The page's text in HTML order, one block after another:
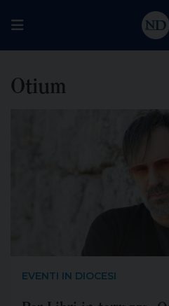
Otium
EVENTI IN DIOCESI